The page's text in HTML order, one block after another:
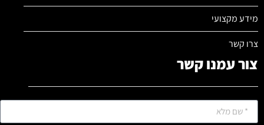
מידע מקצועי
צרו קשר
צור עמנו קשר